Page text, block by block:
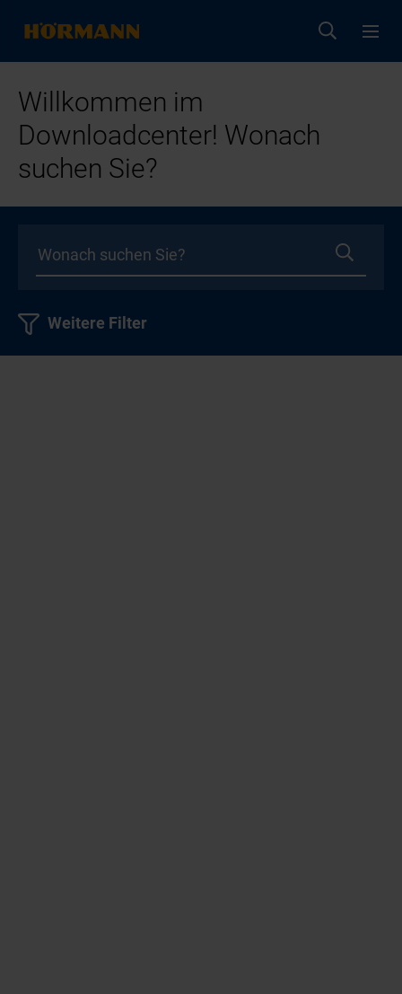
Willkommen im
Downloadcenter! Wonach
suchen Sie?
Weitere Filter